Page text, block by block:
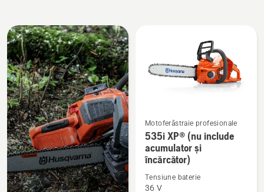
Toate
produsele
Vezi
mai
multe
detalii
despre
Motoferăstraie profesionale
535i XP® (nu include
acumulator și
încărcător)
Tensiune baterie
36 V